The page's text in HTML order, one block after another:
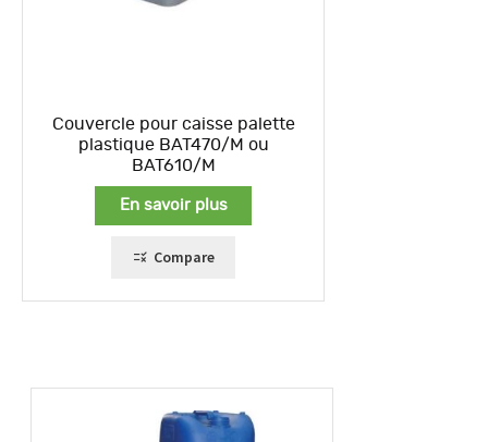
Couvercle pour caisse palette
plastique BAT470/M ou
BAT610/M
En savoir plus
Compare